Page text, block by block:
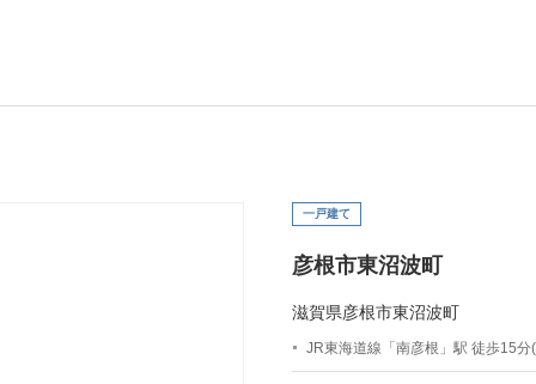
一戸建て
彦根市東沼波町
滋賀県彦根市東沼波町
JR東海道線「南彦根」駅 徒歩15